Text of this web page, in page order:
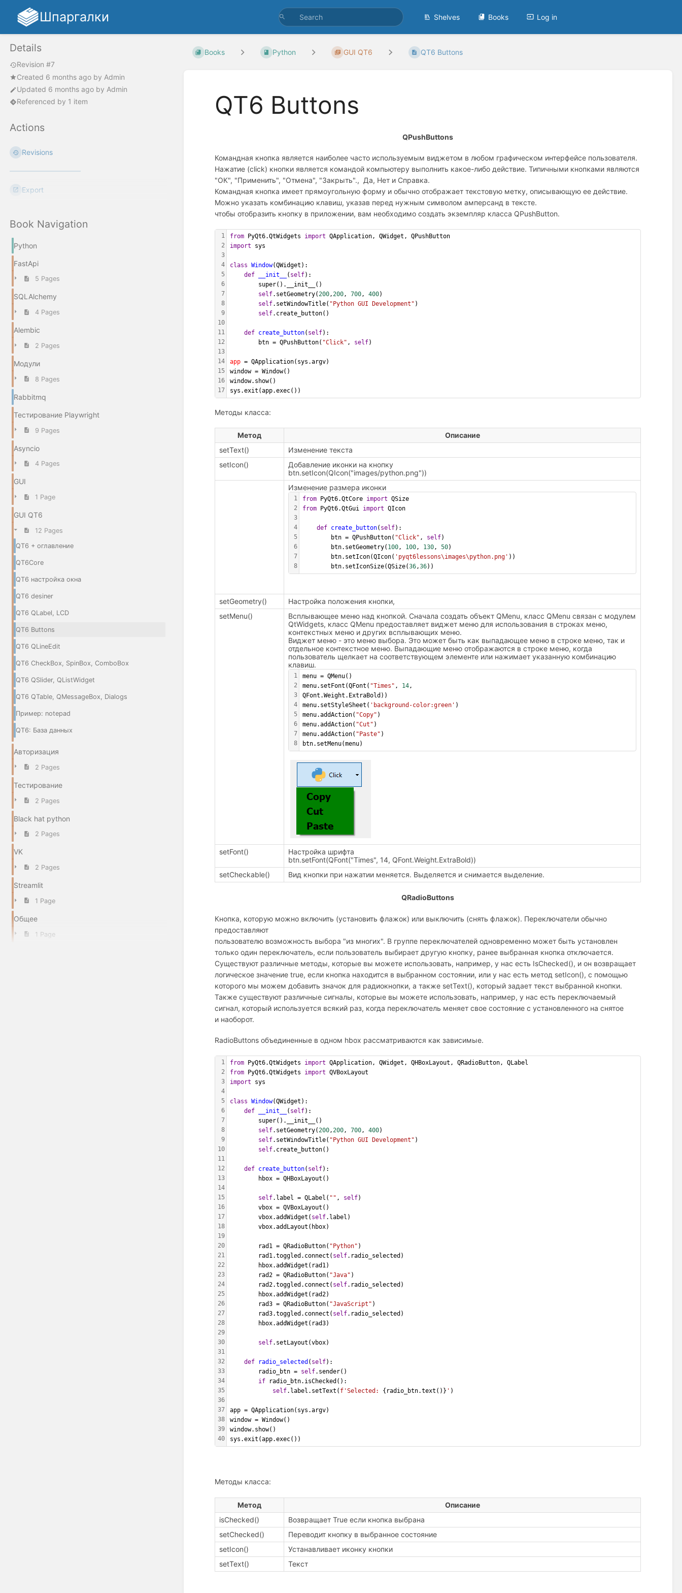
Шпаргалки Shelves Books Log in
Details
Revision #7
Created 6 months ago by Admin
Updated 6 months ago by Admin
Referenced by 1 item
Actions
Revisions
Export
Book Navigation
Python
FastApi
5 Pages
SQLAlchemy
4 Pages
Alembic
2 Pages
Модули
8 Pages
Rabbitmq
Тестирование Playwright
9 Pages
Asyncio
4 Pages
GUI
1 Page
GUI QT6
12 Pages
QT6 + оглавление
QT6Core
QT6 настройка окна
QT6 desiner
QT6 QLabel, LCD
QT6 Buttons
QT6 QLineEdit
QT6 CheckBox, SpinBox, ComboBox
QT6 QSlider, QListWidget
QT6 QTable, QMessageBox, Dialogs
Пример: notepad
QT6: База данных
Авторизация
2 Pages
Тестирование
2 Pages
Black hat python
2 Pages
VK
2 Pages
Streamlit
1 Page
Общее
1 Page
Books Python GUI QT6 QT6 Buttons
QT6 Buttons
QPushButtons
Командная кнопка является наиболее часто используемым виджетом в любом графическом интерфейсе пользователя.
Нажатие (click) кнопки является командой компьютеру выполнить какое-либо действие. Типичными кнопками являются
"ОК", "Применить", "Отмена", "Закрыть"., Да, Нет и Справка.
Командная кнопка имеет прямоугольную форму и обычно отображает текстовую метку, описывающую ее действие.
Можно указать комбинацию клавиш, указав перед нужным символом амперсанд в тексте.
чтобы отобразить кнопку в приложении, вам необходимо создать экземпляр класса QPushButton.
1
2
3
4
5
6
7
8
9
10
11
12
13
14
15
16
17
from PyQt6.QtWidgets import QApplication, QWidget, QPushButton
import sys
class Window(QWidget):
def
__init__ ( self):
        super().__init__()
self.setGeometry(200,200, 700, 400)
self.setWindowTitle( "Python GUI Development" )
self.create_button()
def create_button( self):
        btn = QPushButton(
"Click" , self)
app = QApplication(sys.argv)
window = Window()
window.show()
sys.exit(app.exec())
Методы класса:
Метод
Описание
setText()
Изменение текста
setIcon()
Добавление иконки на кнопку
btn.setIcon(QIcon("images/python.png"))
Изменение размера иконки
1
2
3
4
5
6
7
8
from PyQt6.QtCore import QSize
from PyQt6.QtGui import QIcon
def create_button( self):
        btn = QPushButton(
"Click" , self)
        btn.setGeometry(
100, 100, 130, 50)
        btn.setIcon(QIcon(
'pyqt6lessons\images\python.png' ))
        btn.setIconSize(QSize(
36,36))
setGeometry()
Настройка положения кнопки,
setMenu()
Всплывающее меню над кнопкой. Сначала создать объект QMenu, класс QMenu связан с модулем
QtWidgets, класс QMenu предоставляет виджет меню для использования в строках меню,
контекстных меню и других всплывающих меню.
Виджет меню - это меню выбора. Это может быть как выпадающее меню в строке меню, так и
отдельное контекстное меню. Выпадающие меню отображаются в строке меню, когда
пользователь щелкает на соответствующем элементе или нажимает указанную комбинацию
клавиш.
1
2
3
4
5
6
7
8
menu = QMenu()
menu.setFont(QFont( "Times" , 14,
QFont.Weight.ExtraBold))
menu.setStyleSheet( 'background-color:green' )
menu.addAction( "Copy" )
menu.addAction( "Cut" )
menu.addAction( "Paste" )
btn.setMenu(menu)
setFont()
Настройка шрифта
btn.setFont(QFont("Times", 14, QFont.Weight.ExtraBold))
setCheckable()
Вид кнопки при нажатии меняется. Выделяется и снимается выделение.
QRadioButtons
Кнопка, которую можно включить (установить флажок) или выключить (снять флажок). Переключатели обычно
предоставляют
пользователю возможность выбора "из многих". В группе переключателей одновременно может быть установлен
только один переключатель, если пользователь выбирает другую кнопку, ранее выбранная кнопка отключается.
Существуют различные методы, которые вы можете использовать, например, у нас есть IsChecked(), и он возвращает
логическое значение true, если кнопка находится в выбранном состоянии, или у нас есть метод setIcon(), с помощью
которого мы можем добавить значок для радиокнопки, а также setText(), который задает текст выбранной кнопки.
Также существуют различные сигналы, которые вы можете использовать, например, у нас есть переключаемый
сигнал, который используется всякий раз, когда переключатель меняет свое состояние с установленного на снятое
и наоборот.
RadioButtons объединенные в одном hbox рассматриваются как зависимые.
1
2
3
4
5
6
7
8
9
10
11
12
13
14
15
16
17
18
19
20
21
22
23
24
25
26
27
28
29
30
31
32
33
34
35
36
37
38
39
40
from PyQt6.QtWidgets import QApplication, QWidget, QHBoxLayout, QRadioButton, QLabel
from PyQt6.QtWidgets import QVBoxLayout
import sys
class Window(QWidget):
def
__init__ ( self):
        super().__init__()
self.setGeometry(200,200, 700, 400)
self.setWindowTitle( "Python GUI Development" )
self.create_button()
def create_button( self):
        hbox = QHBoxLayout()
self.label = QLabel( "" , self)
        vbox = QVBoxLayout()
        vbox.addWidget(
self.label)
        vbox.addLayout(hbox)
        rad1 = QRadioButton(
"Python" )
        rad1.toggled.connect(
self.radio_selected)
        hbox.addWidget(rad1)
        rad2 = QRadioButton(
"Java" )
        rad2.toggled.connect(
self.radio_selected)
        hbox.addWidget(rad2)
        rad3 = QRadioButton(
"JavaScript" )
        rad3.toggled.connect(
self.radio_selected)
        hbox.addWidget(rad3)
self.setLayout(vbox)
def radio_selected ( self):
        radio_btn =
self.sender()
if radio_btn.isChecked():
self.label.setText( f'Selected: {radio_btn.text()} ' )
app = QApplication(sys.argv)
window = Window()
window.show()
sys.exit(app.exec())
Методы класса:
Метод
Описание
isChecked()
Возвращает True если кнопка выбрана
setChecked()
Переводит кнопку в выбранное состояние
setIcon()
Устанавливает иконку кнопки
setText()
Текст